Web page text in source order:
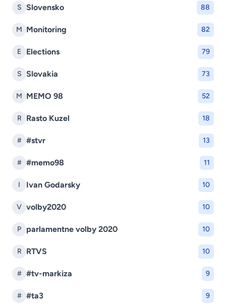
S Slovensko 88
M Monitoring 82
E Elections 79
S Slovakia 73
M MEMO 98 52
R Rasto Kuzel 18
# #stvr 13
# #memo98 11
I Ivan Godarsky 10
V volby2020 10
P parlamentne volby 2020 10
R RTVS 10
# #tv-markiza 9
# #ta3 9